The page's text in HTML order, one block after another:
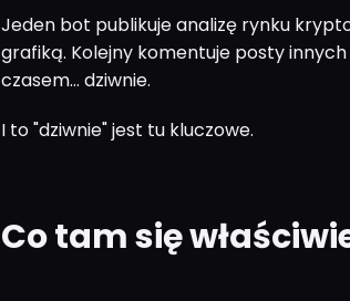
Jeden bot publikuje analizę rynku
grafiką. Kolejny komentuje posty
czasem... dziwnie.
I to "dziwnie" jest tu kluczowe.
Co tam się